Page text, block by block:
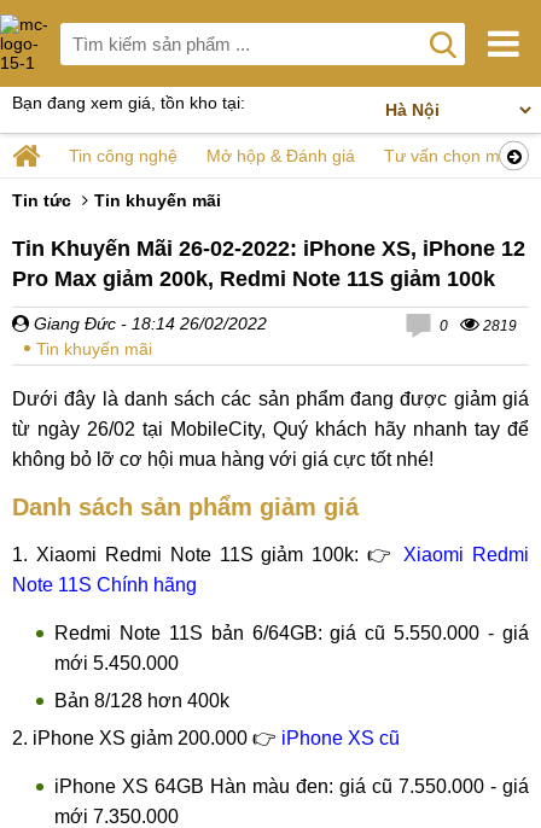
Bạn đang xem giá, tồn kho tại:
Tin công nghệ Mở hộp & Đánh giá Tư vấn chọn mua
Tin tức Tin khuyến mãi
Tin Khuyến Mãi 26-02-2022: iPhone XS, iPhone 12
Pro Max giảm 200k, Redmi Note 11S giảm 100k
Giang Đức - 18:14 26/02/2022
Tin khuyến mãi
0 2819
Dưới đây là danh sách các sản phẩm đang được giảm giá
từ ngày 26/02 tại MobileCity, Quý khách hãy nhanh tay để
không bỏ lỡ cơ hội mua hàng với giá cực tốt nhé!
Danh sách sản phẩm giảm giá
1. Xiaomi Redmi Note 11S giảm 100k: 👉 Xiaomi Redmi
Note 11S Chính hãng
Redmi Note 11S bản 6/64GB: giá cũ 5.550.000 - giá
mới 5.450.000
Bản 8/128 hơn 400k
2. iPhone XS giảm 200.000 👉 iPhone XS cũ
iPhone XS 64GB Hàn màu đen: giá cũ 7.550.000 - giá
mới 7.350.000